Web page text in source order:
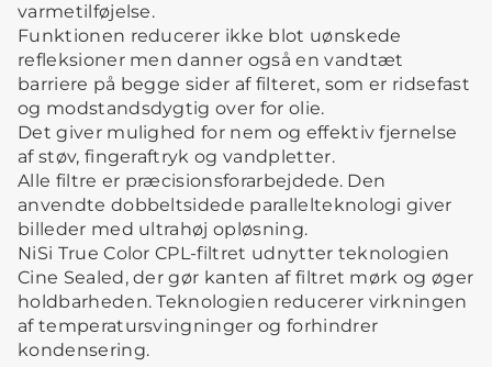
varmetilføjelse.
Funktionen reducerer ikke blot uønskede
refleksioner men danner også en vandtæt
barriere på begge sider af filteret, som er ridsefast
og modstandsdygtig over for olie.
Det giver mulighed for nem og effektiv fjernelse
af støv, fingeraftryk og vandpletter.
Alle filtre er præcisionsforarbejdede. Den
anvendte dobbeltsidede parallelteknologi giver
billeder med ultrahøj opløsning.
NiSi True Color CPL-filtret udnytter teknologien
Cine Sealed, der gør kanten af filtret mørk og øger
holdbarheden. Teknologien reducerer virkningen
af temperatursvingninger og forhindrer
kondensering.